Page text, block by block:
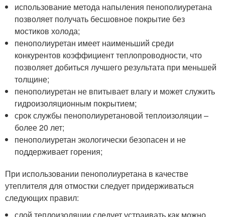
использование метода напыления пенополиуретана
позволяет получать бесшовное покрытие без
мостиков холода;
пенополиуретан имеет наименьший среди
конкурентов коэффициент теплопроводности, что
позволяет добиться лучшего результата при меньшей
толщине;
пенополиуретан не впитывает влагу и может служить
гидроизоляционным покрытием;
срок службы пенополиуретановой теплоизоляции –
более 20 лет;
пенополиуретан экологически безопасен и не
поддерживает горения;
При использовании пенополиуретана в качестве
утеплителя для отмостки следует придерживаться
следующих правил:
слой теплоизоляции следует устраивать как можно